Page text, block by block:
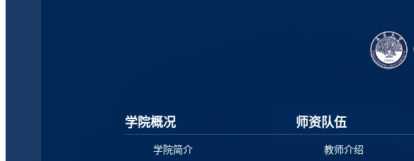
学院概况
学院简介
师资队伍
教师介绍